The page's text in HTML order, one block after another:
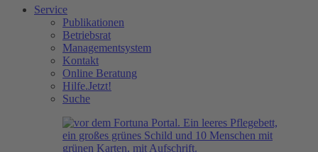
Service
Publikationen
Betriebsrat
Managementsystem
Kontakt
Online Beratung
Hilfe.Jetzt!
Suche